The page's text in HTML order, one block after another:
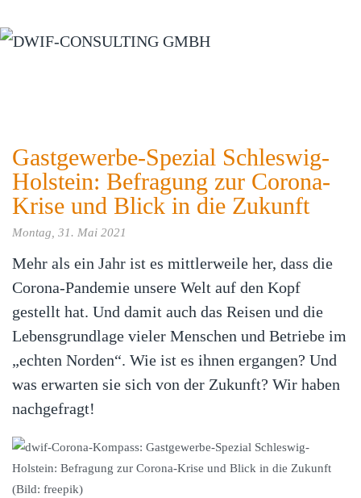
Zum Hauptinhalt springen
Gastgewerbe-Spezial Schleswig-
Holstein: Befragung zur Corona-
Krise und Blick in die Zukunft
Montag, 31. Mai 2021
Mehr als ein Jahr ist es mittlerweile her, dass die
Corona-Pandemie unsere Welt auf den Kopf
gestellt hat. Und damit auch das Reisen und die
Lebensgrundlage vieler Menschen und Betriebe im
„echten Norden“. Wie ist es ihnen ergangen? Und
was erwarten sie sich von der Zukunft? Wir haben
nachgefragt!